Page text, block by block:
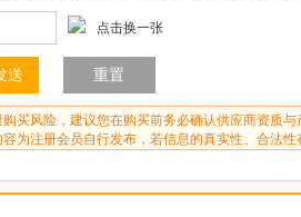
点击换一张
买风险，建议您在购买前务必确认供应商资质与
为注册会员自行发布，若信息的真实性、合法性